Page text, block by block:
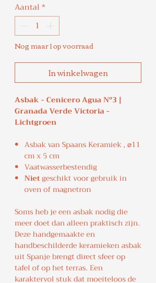
Aantal *
Nog maar 1 op voorraad
In winkelwagen
Asbak - Cenicero Agua Nº3 |
Granada Verde Victoria -
Lichtgroen
Asbak van Spaans Keramiek , ⌀11
cm x 5 cm
Vaatwasserbestendig
Nietgeschikt voor gebruik in
oven of magnetron
Soms heb je een asbak nodig die
meer doet dan alleen praktisch zijn.
Deze handgemaakte en
handbeschilderde keramieken asbak
uit Spanje brengt direct sfeer op
tafel of op het terras. Een
karaktervol stuk dat moeiteloos de